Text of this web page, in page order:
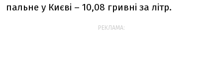
пальне у Києві – 10,08 гривні за літр.
РЕКЛАМА: